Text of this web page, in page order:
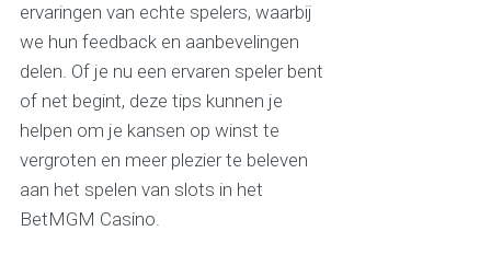
ervaringen van echte spelers, waarbij
we hun feedback en aanbevelingen
delen. Of je nu een ervaren speler bent
of net begint, deze tips kunnen je
helpen om je kansen op winst te
vergroten en meer plezier te beleven
aan het spelen van slots in het
BetMGM Casino.